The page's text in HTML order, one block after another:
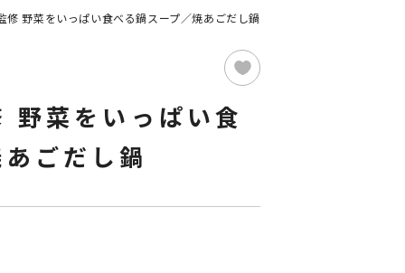
目的・シーン
サステナブル・環境配慮ノベルティ
修 野菜をいっぱい食べる鍋スープ／焼あごだし鍋
野菜をいっぱい食
ごだし鍋